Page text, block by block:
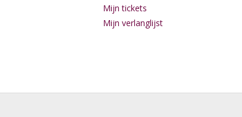
Mijn tickets
Mijn verlanglijst